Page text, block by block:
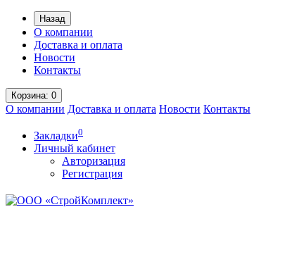
Назад
О компании
Доставка и оплата
Новости
Контакты
Корзина: 0
О компании Доставка и оплата Новости Контакты
Закладки0
Личный кабинет
Авторизация
Регистрация